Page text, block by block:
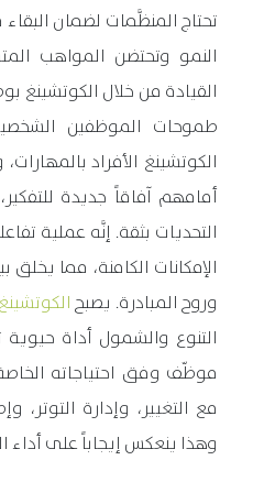
تحتاج المنظَّمات لضمان
النمو وتحتضن المواهب
القيادة من خلال الكوتشينغ
طموحات الموظفين
الكوتشينغ الأفراد
أمامهم آفاقاً جديدة
التحديات بثقة. إنَّه عملية
الإمكانات الكامنة، مما
وروح المبادرة. يصبح
التنوع والشمول أداة
موظّف وفق احتياجاته
مع التغيير، وإدارة التوتر،
وهذا ينعكس إيجاباً على أداء